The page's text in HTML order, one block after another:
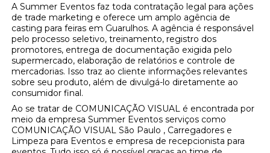
A Summer Eventos faz toda contratação legal para ações
de trade marketing e oferece um amplo agência de
casting para feiras em Guarulhos. A agência é responsável
pelo processo seletivo, treinamento, registro dos
promotores, entrega de documentação exigida pelo
supermercado, elaboração de relatórios e controle de
mercadorias. Isso traz ao cliente informações relevantes
sobre seu produto, além de divulgá-lo diretamente ao
consumidor final.
Ao se tratar de COMUNICAÇÃO VISUAL é encontrada por
meio da empresa Summer Eventos serviços como
COMUNICAÇÃO VISUAL São Paulo , Carregadores e
Limpeza para Eventos e empresa de recepcionista para